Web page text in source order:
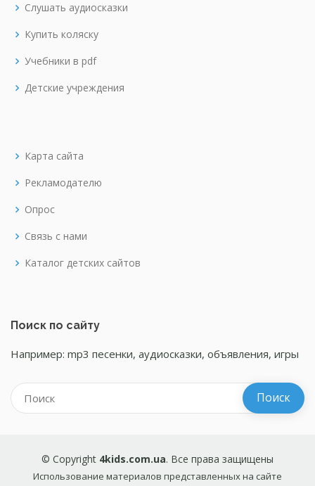
Слушать аудиосказки
Купить коляску
Учебники в pdf
Детские учреждения
Карта сайта
Рекламодателю
Опрос
Связь с нами
Каталог детских сайтов
Поиск по сайту
Например: mp3 песенки, аудиосказки, объявления, игры
© Copyright 4kids.com.ua. Все права защищены
Использование материалов представленных на сайте